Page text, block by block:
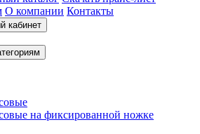
О компании Контакты
кабинет
на фиксированной ножке